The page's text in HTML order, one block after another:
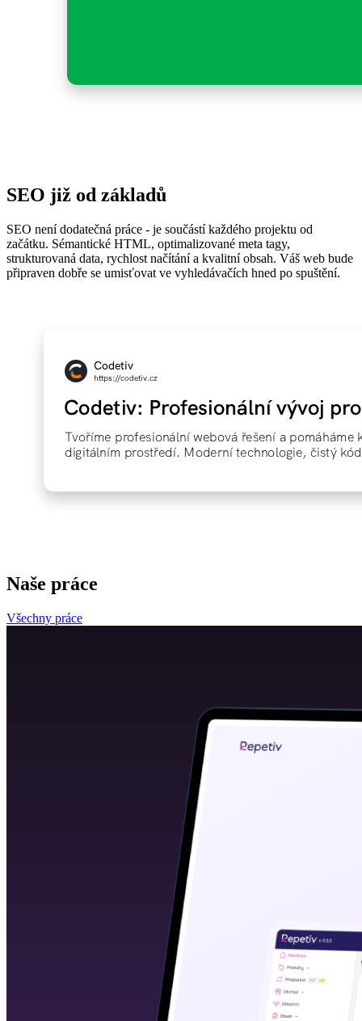
SEO již od základů
SEO není dodatečná práce - je součástí každého projektu od
začátku. Sémantické HTML, optimalizované meta tagy,
strukturovaná data, rychlost načítání a kvalitní obsah. Váš web bude
připraven dobře se umisťovat ve vyhledávačích hned po spuštění.
Naše práce
Všechny práce